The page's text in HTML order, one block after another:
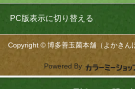
PC版表示に切り替える
Copyright © 博多善玉菌本舗（よかきん
Powered By